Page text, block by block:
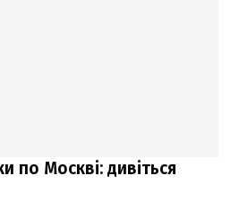
по Москві: дивіться